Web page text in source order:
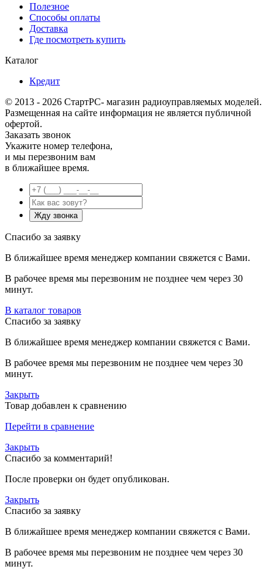
Полезное
Способы оплаты
Доставка
Где посмотреть купить
Каталог
Кредит
© 2013 - 2026 СтартРС- магазин радиоуправляемых моделей.
Размещенная на сайте информация не является публичной
офертой.
Заказать звонок
Укажите номер телефона,
и мы перезвоним вам
в ближайшее время.
Спасибо за заявку
В ближайшее время менеджер компании свяжется с Вами.
В рабочее время мы перезвоним не позднее чем через 30
минут.
В каталог товаров
Спасибо за заявку
В ближайшее время менеджер компании свяжется с Вами.
В рабочее время мы перезвоним не позднее чем через 30
минут.
Закрыть
Товар добавлен к сравнению
Перейти в сравнение
Закрыть
Спасибо за комментарий!
После проверки он будет опубликован.
Закрыть
Спасибо за заявку
В ближайшее время менеджер компании свяжется с Вами.
В рабочее время мы перезвоним не позднее чем через 30
минут.